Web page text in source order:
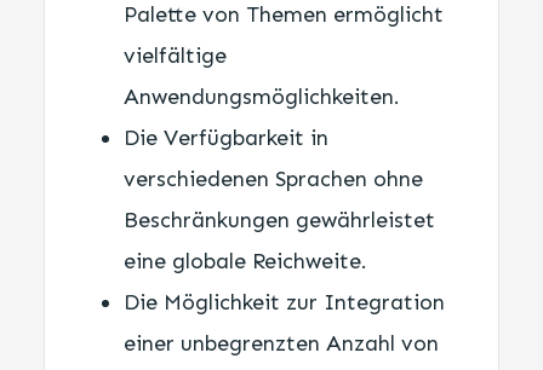
Palette von Themen ermöglicht
vielfältige
Anwendungsmöglichkeiten.
Die Verfügbarkeit in
verschiedenen Sprachen ohne
Beschränkungen gewährleistet
eine globale Reichweite.
Die Möglichkeit zur Integration
einer unbegrenzten Anzahl von